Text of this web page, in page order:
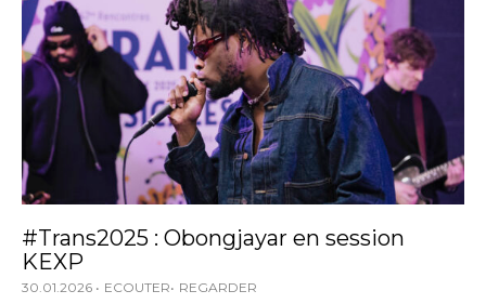
#Trans2025 : Obongjayar en session
KEXP
30.01.2026 ECOUTER REGARDER